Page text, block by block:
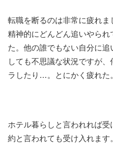
転職を断るのは非常に疲れ
精神的にどんどん追いやら
た。他の誰でもない自分に
しても不思議な状況ですが
ラしたり…。とにかく疲れた
ホテル暮らしと言われれば
約と言われても受け入れま